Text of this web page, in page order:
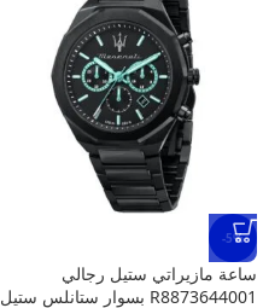
-5%
ساعة مازيراتي ستيل رجالي
R8873644001 بسوار ستانلس ستيل